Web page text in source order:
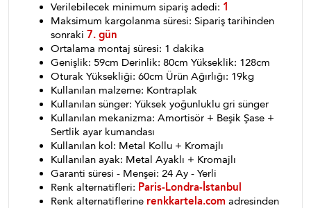
Verilebilecek minimum sipariş adedi: 1
Maksimum kargolanma süresi: Sipariş tarihinden
sonraki 7. gün
Ortalama montaj süresi: 1 dakika
Genişlik: 59cm Derinlik: 80cm Yükseklik: 128cm
Oturak Yüksekliği: 60cm Ürün Ağırlığı: 19kg
Kullanılan malzeme: Kontraplak
Kullanılan sünger: Yüksek yoğunluklu gri sünger
Kullanılan mekanizma: Amortisör + Beşik Şase +
Sertlik ayar kumandası
Kullanılan kol: Metal Kollu + Kromajlı
Kullanılan ayak: Metal Ayaklı + Kromajlı
Garanti süresi - Menşei: 24 Ay - Yerli
Renk alternatifleri: Paris-Londra-İstanbul
Renk alternatiflerine renkkartela.com adresinden